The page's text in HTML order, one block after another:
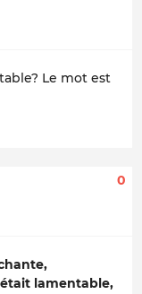
Le mot est
0
lamentable,